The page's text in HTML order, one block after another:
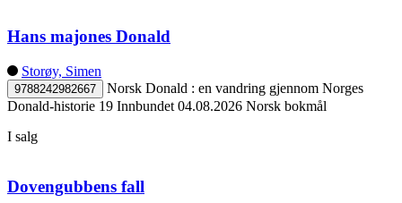
Hans majones Donald
Storøy, Simen
9788242982667
Norsk Donald : en vandring gjennom Norges
Donald-historie 19 Innbundet 04.08.2026 Norsk bokmål
I salg
Dovengubbens fall